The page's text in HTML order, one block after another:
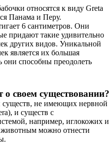
относятся к виду Greta
Панама и Перу.
6 сантиметров. Они
придают такие удивительно
других видов. Уникальной
является их большая
они способны преодолеть
своем существовании?
не имеющих нервной
и существ с
например, иглокожих и
можно отнести